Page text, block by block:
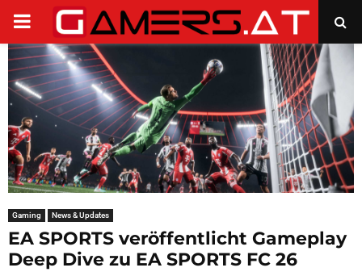
PRIMARY
MENU
Gaming News & Updates
EA SPORTS veröffentlicht Gameplay
Deep Dive zu EA SPORTS FC 26